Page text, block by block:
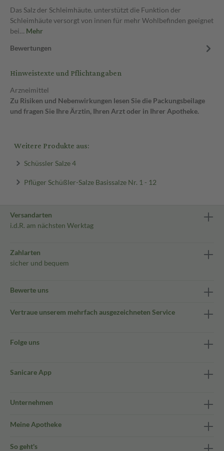
Das Salz der Schleimhäute. unterstützt die Funktion der
Schleimhäute versorgt von innen für mehr Wohlbefinden geeignet
bei… Mehr
Bewertungen
Hinweistexte und Pflichtangaben
Arzneimittel
Zu Risiken und Nebenwirkungen lesen Sie die Packungsbeilage
und fragen Sie Ihre Ärztin, Ihren Arzt oder in Ihrer Apotheke.
Weitere Produkte aus:
Schüssler Salze 4
Pflüger Schüßler-Salze Basissalze Nr. 1 - 12
Versandarten
i.d.R. am nächsten Werktag
Zahlarten
sicher und bequem
Bewerte uns
Vertraue unserem mehrfach ausgezeichneten Service
Folge uns
Sanicare App
Unternehmen
Meine Apotheke
So geht's